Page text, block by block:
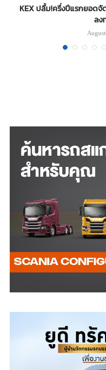
KEX ปลื้ม!ครึ่งปีแรกยอด
ลง